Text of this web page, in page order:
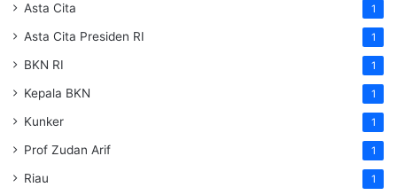
Asta Cita 1
Asta Cita Presiden RI 1
BKN RI 1
Kepala BKN 1
Kunker 1
Prof Zudan Arif 1
Riau 1